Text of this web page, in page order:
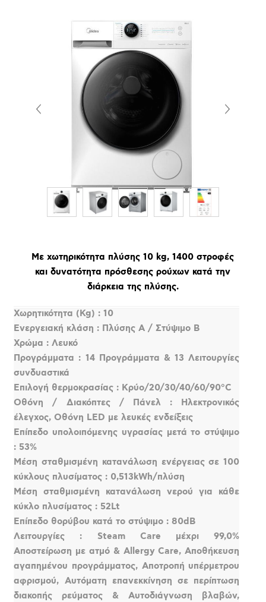
Με χωτηρικότητα πλύσης 10 kg, 1400 στροφές
και δυνατότητα πρόσθεσης ρούχων κατά την
διάρκεια της πλύσης.
Χωρητικότητα (Kg) : 10
Ενεργειακή κλάση : Πλύσης A / Στύψιμο Β
Χρώμα : Λευκό
Προγράμματα : 14 Προγράμματα & 13 Λειτουργίες
συνδυαστικά
Επιλογή θερμοκρασίας : Κρύο/20/30/40/60/90°C
Οθόνη / Διακόπτες / Πάνελ : Ηλεκτρονικός
έλεγχος, Οθόνη LED με λευκές ενδείξεις
Επίπεδο υπολοιπόμενης υγρασίας μετά το στύψιμο
: 53%
Μέση σταθμισμένη κατανάλωση ενέργειας σε 100
κύκλους πλυσίματος : 0,513kWh/πλύση
Μέση σταθμισμένη κατανάλωση νερού για κάθε
κύκλο πλυσίματος : 52Lt
Επίπεδο θορύβου κατά το στύψιμο : 80dB
Λειτουργίες : Steam Care μέχρι 99,0%
Aποστείρωση με ατμό & Allergy Care, Αποθήκευση
αγαπημένου προγράμματος, Αποτροπή υπέρμετρου
αφρισμού, Αυτόματη επανεκκίνηση σε περίπτωση
διακοπής ρεύματος & Αυτοδιάγνωση βλαβών,